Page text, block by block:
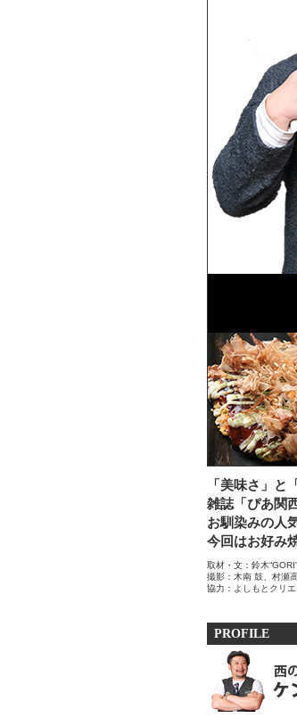
「美味さ」
雑誌「ぴあ関
お馴染みの人
今回はお好み
取材・文：鈴木
撮影：木南 鼓、村瀬
協力：よしもとクリ
PROFILE